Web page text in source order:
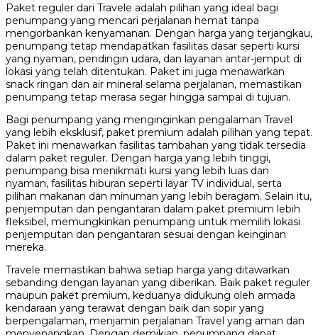
Paket reguler dari Travele adalah pilihan yang ideal bagi
penumpang yang mencari perjalanan hemat tanpa
mengorbankan kenyamanan. Dengan harga yang terjangkau,
penumpang tetap mendapatkan fasilitas dasar seperti kursi
yang nyaman, pendingin udara, dan layanan antar-jemput di
lokasi yang telah ditentukan. Paket ini juga menawarkan
snack ringan dan air mineral selama perjalanan, memastikan
penumpang tetap merasa segar hingga sampai di tujuan.
Bagi penumpang yang menginginkan pengalaman Travel
yang lebih eksklusif, paket premium adalah pilihan yang tepat.
Paket ini menawarkan fasilitas tambahan yang tidak tersedia
dalam paket reguler. Dengan harga yang lebih tinggi,
penumpang bisa menikmati kursi yang lebih luas dan
nyaman, fasilitas hiburan seperti layar TV individual, serta
pilihan makanan dan minuman yang lebih beragam. Selain itu,
penjemputan dan pengantaran dalam paket premium lebih
fleksibel, memungkinkan penumpang untuk memilih lokasi
penjemputan dan pengantaran sesuai dengan keinginan
mereka.
Travele memastikan bahwa setiap harga yang ditawarkan
sebanding dengan layanan yang diberikan. Baik paket reguler
maupun paket premium, keduanya didukung oleh armada
kendaraan yang terawat dengan baik dan sopir yang
berpengalaman, menjamin perjalanan Travel yang aman dan